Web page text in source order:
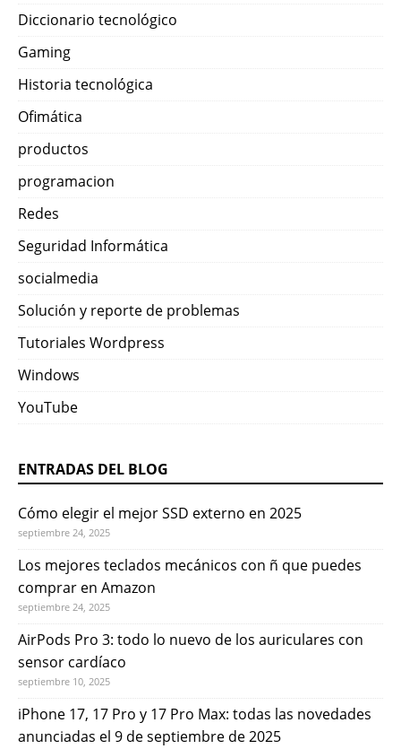
Diccionario tecnológico
Gaming
Historia tecnológica
Ofimática
productos
programacion
Redes
Seguridad Informática
socialmedia
Solución y reporte de problemas
Tutoriales Wordpress
Windows
YouTube
ENTRADAS DEL BLOG
Cómo elegir el mejor SSD externo en 2025
septiembre 24, 2025
Los mejores teclados mecánicos con ñ que puedes
comprar en Amazon
septiembre 24, 2025
AirPods Pro 3: todo lo nuevo de los auriculares con
sensor cardíaco
septiembre 10, 2025
iPhone 17, 17 Pro y 17 Pro Max: todas las novedades
anunciadas el 9 de septiembre de 2025